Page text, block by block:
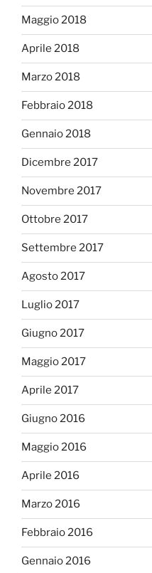
Maggio 2018
Aprile 2018
Marzo 2018
Febbraio 2018
Gennaio 2018
Dicembre 2017
Novembre 2017
Ottobre 2017
Settembre 2017
Agosto 2017
Luglio 2017
Giugno 2017
Maggio 2017
Aprile 2017
Giugno 2016
Maggio 2016
Aprile 2016
Marzo 2016
Febbraio 2016
Gennaio 2016